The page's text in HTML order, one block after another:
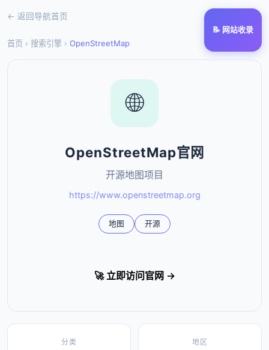
📝 网站收录
← 返回导航首页
首页 › 搜索引擎 › OpenStreetMap
🌐
OpenStreetMap官网
开源地图项目
https://www.openstreetmap.org
地图 开源
🚀 立即访问官网 →
分类 地区